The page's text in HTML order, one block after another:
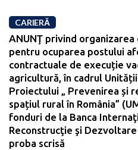
CARIERĂ
ANUNŢ privind
pentru ocuparea postului
contractuale de execuție
agricultură, în cadrul
Proiectului „ Prevenirea și
spațiul rural în România”
fonduri de la Banca
Reconstrucţie şi
proba scrisă